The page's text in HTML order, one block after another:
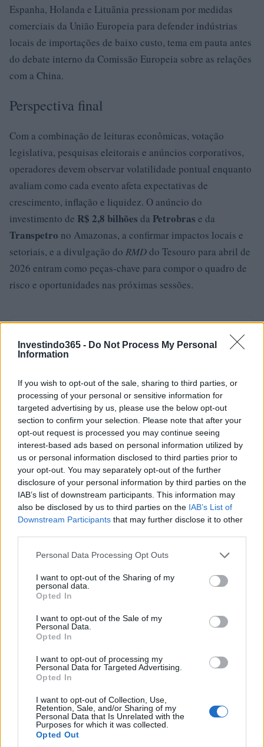
Investindo365 - Do Not Process My Personal
Information
If you wish to opt-out of the sale, sharing to third parties, or
processing of your personal or sensitive information for
targeted advertising by us, please use the below opt-out
section to confirm your selection. Please note that after your
opt-out request is processed you may continue seeing
interest-based ads based on personal information utilized by
us or personal information disclosed to third parties prior to
your opt-out. You may separately opt-out of the further
disclosure of your personal information by third parties on the
IAB’s list of downstream participants. This information may
also be disclosed by us to third parties on the IAB’s List of
Downstream Participants that may further disclose it to other
Please note that this website/app uses one or more Google
not limited to your visit or usage behaviour. You may click to
grant or deny consent to Google and its third-party tags to
use your data for below specified purposes in below Google
consent section.
Personal Data Processing Opt Outs
I want to opt-out of the Sharing of my
personal data.
Opted In
I want to opt-out of the Sale of my
Personal Data.
Opted In
I want to opt-out of processing my
Personal Data for Targeted Advertising.
Opted In
I want to opt-out of Collection, Use,
Retention, Sale, and/or Sharing of my
Personal Data that Is Unrelated with the
Purposes for which it was collected.
Opted Out
Espanha, Holanda e Lituânia pressionam por medidas
comerciais da União Europeia para defender indústrias
locais de importações de baixo custo, tema em pauta antes
do debate interno da Comissão Europeia sobre as relações
com a China.
Perspectiva final
Com a combinação de leituras econômicas, votação
legislativa, pesquisas eleitorais e anúncios corporativos,
operadores devem observar volatilidade pontual enquanto
avaliam como cada evento afeta expectativas de
crescimento, inflação e liquidez. O anúncio do
investimento de R$ 2,8 bilhões da Petrobras e da
Transpetro no Amazonas, a confirmar impactos locais e
setoriais, e a divulgação do RMDdo Tesouro para abril de
2026 entram como peças-chave para compor o quadro de
risco e oportunidades nas próximas sessões.
Edoardo Vitali
Palermo, defendendo a linha editorial sobre
transparência fiscal. Chefe de redação da
economia, traz para a redação uma
abordagem pragmática e um detalhe pessoal:
ainda guarda cadernos das reuniões na Sala
delle Lapidi.